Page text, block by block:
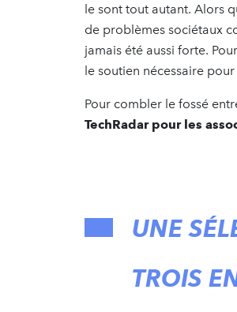
le sont tout autant. Alors
de problèmes sociétaux
jamais été aussi forte.
le soutien nécessaire
Pour combler le fossé
TechRadar pour les
UNE
TROIS